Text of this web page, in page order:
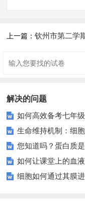
上一篇：钦州市第二学
解决的问题
如何高效备考七年
中考试？这些复习技巧
之力
生命维持机制：细
续生存？
您知道吗？蛋白质
体内被消化的？
如何让课堂上的血
解更生动有趣？
细胞如何通过其膜